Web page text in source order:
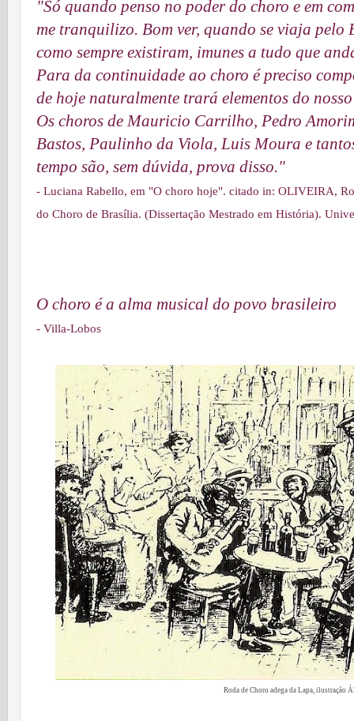
"Só quando penso no poder do choro e em
me tranquilizo. Bom ver, quando se viaja pelo
como sempre existiram, imunes a tudo que
Para da continuidade ao choro é preciso
de hoje naturalmente trará elementos do
Os choros de Mauricio Carrilho, Pedro
Bastos, Paulinho da Viola, Luis Moura e
tempo são, sem dúvida, prova disso."
- Luciana Rabello, em "O choro hoje". citado in: OLIVEIRA,
do Choro de Brasília. (Dissertação Mestrado em História).
O choro é a alma musical do povo brasileiro
- Villa-Lobos
Roda de Choro adega da Lapa, ilustração